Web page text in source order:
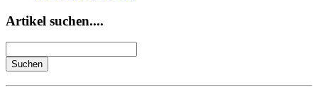
Artikel suchen....